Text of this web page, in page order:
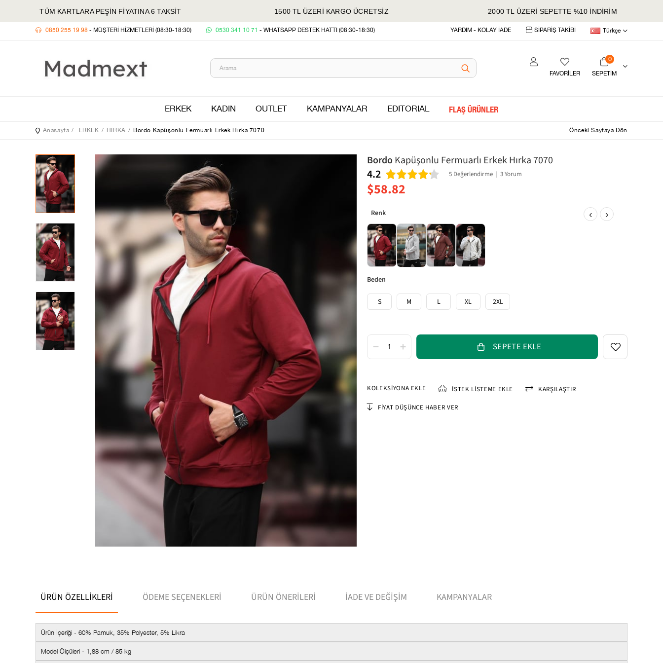
TÜM KARTLARA PEŞİN FİYATINA 6 TAKSİT 1500 TL ÜZERİ KARGO ÜCRETSİZ 2000 TL ÜZERİ SEPETTE %10 İNDİRİM
0850 255 19 98- MÜŞTERİ HİZMETLERİ (08:30-18:30) 0530 341 10 71 - WHATSAPP DESTEK HATTI (08:30-18:30) YARDIM - KOLAY İADE SİPARİŞ TAKİBİ Türkçe
SEPETIM
0
FAVORİLER
ERKEK KADIN OUTLET KAMPANYALAR EDITORIAL FLAŞ ÜRÜNLER
Anasayfa ERKEK HIRKA Bordo Kapüşonlu Fermuarlı Erkek Hırka 7070 Önceki Sayfaya Dön
Bordo Kapüşonlu Fermuarlı Erkek Hırka 7070
4.2 5 Değerlendirme | 3 Yorum
$58.82
‹ ›
beden
S M L XL 2XL
KOLEKSIYONA EKLE İSTEK LISTEME EKLE KARŞILAŞTIR
FIYAT DÜŞÜNCE HABER VER
ÜRÜN ÖZELLIKLERI ÖDEME SEÇENEKLERI ÜRÜN ÖNERILERI İADE VE DEĞIŞIM KAMPANYALAR
Ürün İçeriği - 60% Pamuk, 35% Polyester, 5% Likra
Model Ölçüleri - 1,88 cm / 85 kg